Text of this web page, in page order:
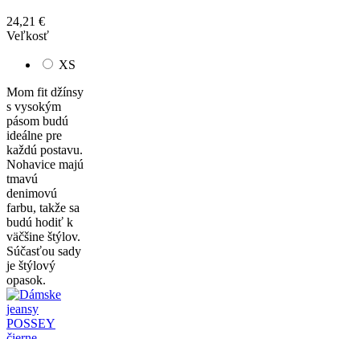
24,21 €
Veľkosť
XS
Mom fit džínsy
s vysokým
pásom budú
ideálne pre
každú postavu.
Nohavice majú
tmavú
denimovú
farbu, takže sa
budú hodiť k
väčšine štýlov.
Súčasťou sady
je štýlový
opasok.